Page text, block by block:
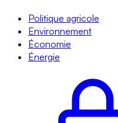
Politique agricole
Environnement
Économie
Énergie